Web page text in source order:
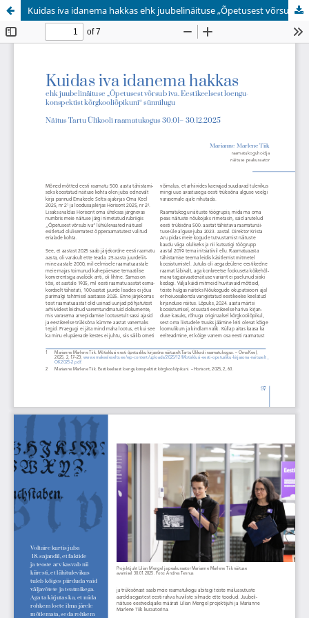
Kuidas iva idanema hakkas ehk juubelinäituse „Õpetusest võrsub iva. Eestikeelsest loengu konspektist kõrgkooliõpikuni“ sünnilugu